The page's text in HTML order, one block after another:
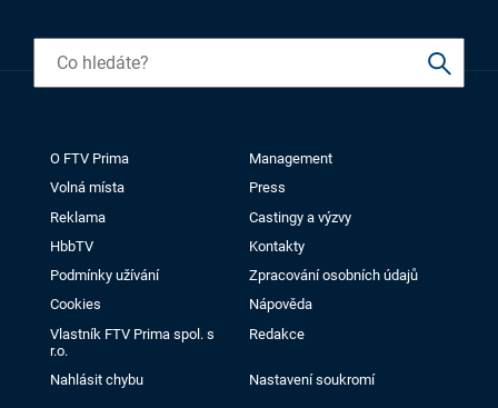
O FTV Prima
Management
Volná místa
Press
Reklama
Castingy a výzvy
HbbTV
Kontakty
Podmínky užívání
Zpracování osobních údajů
Cookies
Nápověda
Vlastník FTV Prima spol. s
r.o.
Redakce
Nahlásit chybu Nastavení soukromí